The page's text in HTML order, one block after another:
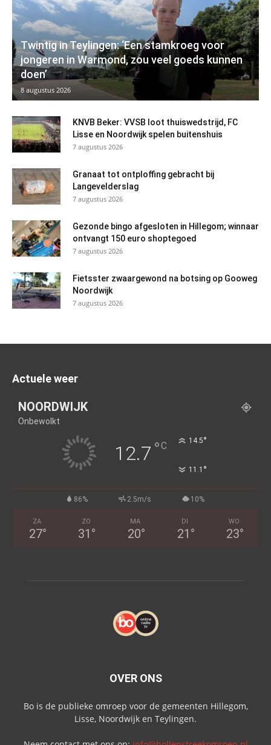
Twintig in Teylingen: ‘Een stamkroeg voor
jongeren in Warmond, zou veel goeds kunnen
doen’
8 augustus 2026
KNVB Beker: VVSB loot thuiswedstrijd, FC
Lisse en Noordwijk spelen buitenshuis
7 augustus 2026
Granaat tot ontploffing gebracht bij
Langevelderslag
7 augustus 2026
Gezonde bingo afgesloten in Hillegom; winnaar
ontvangt 150 euro shoptegoed
7 augustus 2026
Fietsster zwaargewond na botsing op Gooweg
Noordwijk
7 augustus 2026
Actuele weer
NOORDWIJK
Onbewolkt
12.7 °C 14.5°
11.1 °
86% 2.5m/s 10%
ZA
27°
ZO
31 °
MA
20°
DI
21 °
WO
23°
OVER ONS
Bo is de publieke omroep voor de gemeenten Hillegom,
Lisse, Noordwijk en Teylingen.